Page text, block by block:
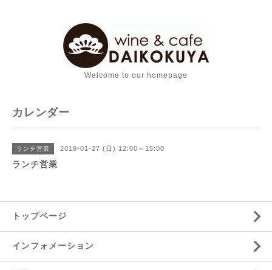
Welcome to our homepage
カレンダー
ランチ営業 2019-01-27 (日) 12:00～15:00
ランチ営業
トップページ
インフォメーション